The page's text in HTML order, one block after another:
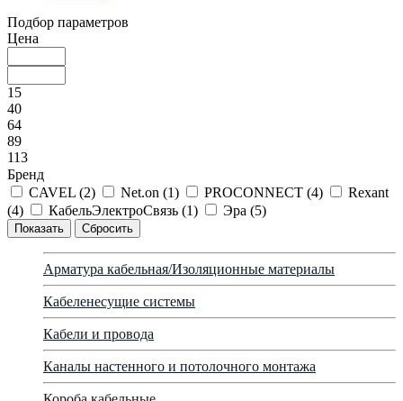
Подбор параметров
Цена
15
40
64
89
113
Бренд
CAVEL (2) Net.on (1) PROCONNECT (4)
Rexant
(4) КабельЭлектроСвязь (1) Эра (5)
Арматура кабельная/Изоляционные материалы
Кабеленесущие системы
Кабели и провода
Каналы настенного и потолочного монтажа